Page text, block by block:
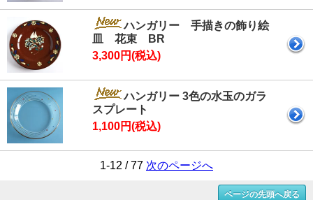
ハンガリー 手描きの飾り絵
皿 花束 BR
3,300円(税込)
ハンガリー 3色の水玉のガラ
スプレート
1,100円(税込)
1-12 / 77 次のページへ
ページの先頭へ戻る